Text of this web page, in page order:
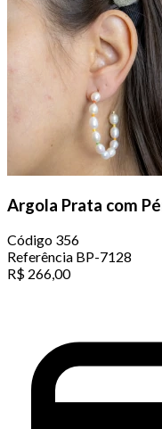
Argola Prata com
Código 356
Referência BP-7128
R$ 266,00